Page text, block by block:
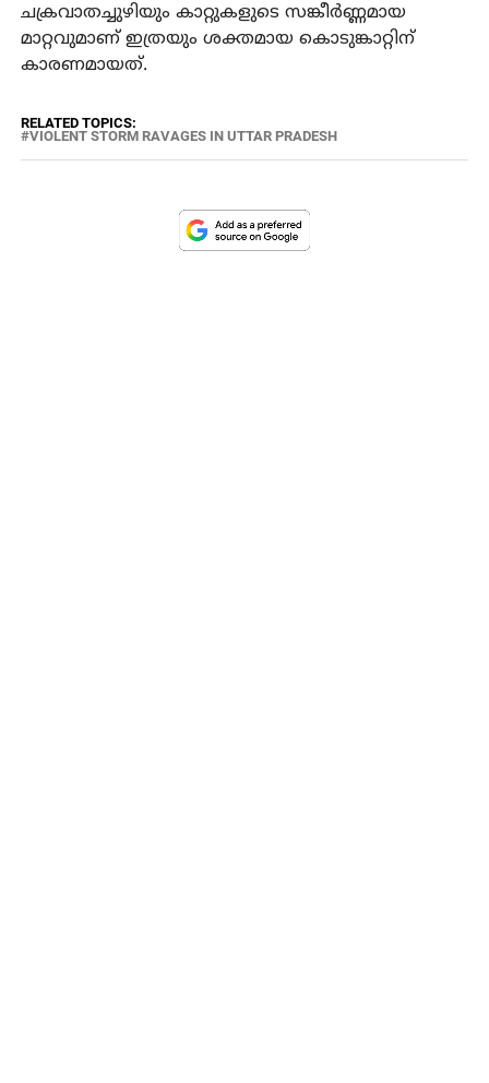
ചക്രവാതച്ചുഴിയും കാറ്റുകളുടെ സങ്കീര്‍ണ്ണമായ
മാറ്റവുമാണ് ഇത്രയും ശക്തമായ കൊടുങ്കാറ്റിന്
കാരണമായത്.
RELATED TOPICS:
VIOLENT STORM RAVAGES IN UTTAR PRADESH